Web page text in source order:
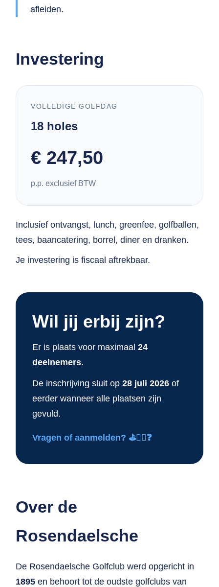
afleiden.
Investering
VOLLEDIGE GOLFDAG
18 holes
€ 247,50
p.p. exclusief BTW
Inclusief ontvangst, lunch, greenfee, golfballen,
tees, baancatering, borrel, diner en dranken.
Je investering is fiscaal aftrekbaar.
Wil jij erbij zijn?
Er is plaats voor maximaal 24
deelnemers.
De inschrijving sluit op 28 juli 2026 of
eerder wanneer alle plaatsen zijn
gevuld.
Vragen of aanmelden? ⛳👇🏻❓
Over de
Rosendaelsche
De Rosendaelsche Golfclub werd opgericht in
1895 en behoort tot de oudste golfclubs van